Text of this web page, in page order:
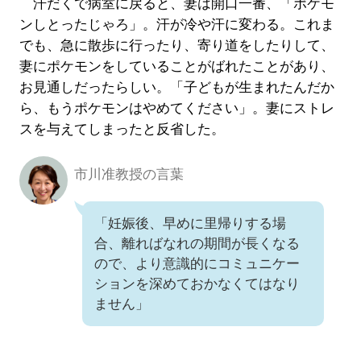
汗だくで病室に戻ると、妻は開口一番、「ポケモ
ンしとったじゃろ」。汗が冷や汗に変わる。これま
でも、急に散歩に行ったり、寄り道をしたりして、
妻にポケモンをしていることがばれたことがあり、
お見通しだったらしい。「子どもが生まれたんだか
ら、もうポケモンはやめてください」。妻にストレ
スを与えてしまったと反省した。
市川准教授の言葉
「妊娠後、早めに里帰りする場
合、離ればなれの期間が長くなる
ので、より意識的にコミュニケー
ションを深めておかなくてはなり
ません」